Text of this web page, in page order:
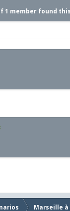
1 member found
Marseille